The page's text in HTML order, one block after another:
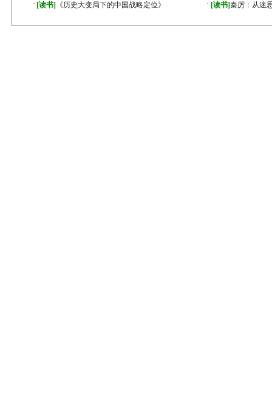
· [读书] 《历史大变局下的中国战略定位》 · [读书]秦厉：从迷